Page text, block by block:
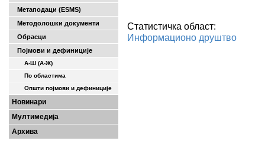
Метаподаци (ESMS)
Методолошки документи
Обрасци
Појмови и дефиниције
А-Ш (A-Ж)
По областима
Општи појмови и дефиниције
Новинари
Мултимедија
Архива
Статистичка област:
Информационо друштво